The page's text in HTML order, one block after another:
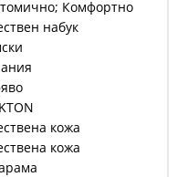
Комфортно
набук
кожа
кожа